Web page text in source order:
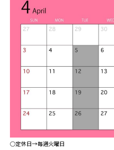
○定休日→毎週火曜日